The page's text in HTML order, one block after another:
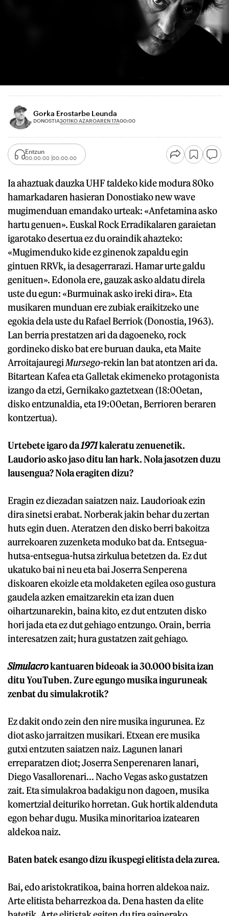
Gorka Erostarbe Leunda
DONOSTIA2011KO AZAROAREN 17A00:00
Entzun
00:00:00 00:00:00
Ia ahaztuak dauzka UHF taldeko kide modura 80ko
hamarkadaren hasieran Donostiako new wave
mugimenduan emandako urteak: «Anfetamina asko
hartu genuen». Euskal Rock Erradikalaren garaietan
igarotako desertua ez du oraindik ahazteko:
«Mugimenduko kide ez ginenok zapaldu egin
gintuen RRVk, ia desagerrarazi. Hamar urte galdu
genituen». Edonola ere, gauzak asko aldatu direla
uste du egun: «Burmuinak asko ireki dira». Eta
musikaren munduan ere zubiak eraikitzeko une
egokia dela uste du Rafael Berriok (Donostia, 1963).
Lan berria prestatzen ari da dagoeneko, rock
gordineko disko bat ere buruan dauka, eta Maite
Arroitajauregi Mursego-rekin lan bat atontzen ari da.
Bitartean Kafea eta Galletak ekimeneko protagonista
izango da etzi, Gernikako gaztetxean (18:00etan,
disko entzunaldia, eta 19:00etan, Berrioren beraren
kontzertua).
Urtebete igaro da1971kaleratu zenuenetik.
Laudorio asko jaso ditu lan hark. Nola jasotzen duzu
lausengua? Nola eragiten dizu?
Eragin ez diezadan saiatzen naiz. Laudorioak ezin
dira sinetsi erabat. Norberak jakin behar du zertan
huts egin duen. Ateratzen den disko berri bakoitza
aurrekoaren zuzenketa moduko bat da. Entsegua-
hutsa-entsegua-hutsa zirkulua betetzen da. Ez dut
ukatuko bai ni neu eta bai Joserra Senperena
diskoaren ekoizle eta moldaketen egilea oso gustura
gaudela azken emaitzarekin eta izan duen
oihartzunarekin, baina kito, ez dut entzuten disko
hori jada eta ez dut gehiago entzungo. Orain, berria
interesatzen zait; hura gustatzen zait gehiago.
Simulacrokantuaren bideoak ia 30.000 bisita izan
ditu YouTuben. Zure egungo musika inguruneak
zenbat du simulakrotik?
Ez dakit ondo zein den nire musika ingurunea. Ez
diot asko jarraitzen musikari. Etxean ere musika
gutxi entzuten saiatzen naiz. Lagunen lanari
erreparatzen diot; Joserra Senperenaren lanari,
Diego Vasallorenari... Nacho Vegas asko gustatzen
zait. Eta simulakroa badakigu non dagoen, musika
komertzial deituriko horretan. Guk hortik aldenduta
egon behar dugu. Musika minoritarioa izatearen
aldekoa naiz.
Baten batek esango dizu ikuspegi elitista dela zurea.
Bai, edo aristokratikoa, baina horren aldekoa naiz.
Arte elitista beharrezkoa da. Dena hasten da elite